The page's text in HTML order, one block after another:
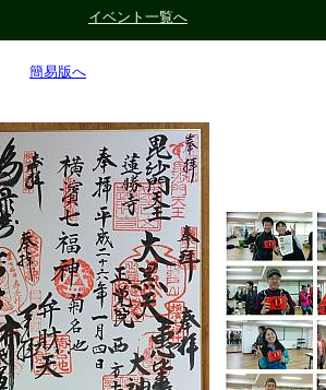
イベント一覧へ
5) 簡易版へ